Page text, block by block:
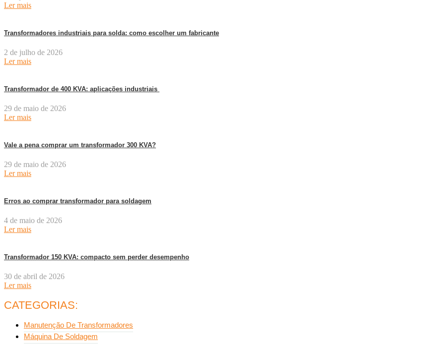
Ler mais
Transformadores industriais para solda: como escolher um fabricante
2 de julho de 2026
Ler mais
Transformador de 400 KVA: aplicações industriais
29 de maio de 2026
Ler mais
Vale a pena comprar um transformador 300 KVA?
29 de maio de 2026
Ler mais
Erros ao comprar transformador para soldagem
4 de maio de 2026
Ler mais
Transformador 150 KVA: compacto sem perder desempenho
30 de abril de 2026
Ler mais
CATEGORIAS:
Manutenção De Transformadores
Máquina De Soldagem